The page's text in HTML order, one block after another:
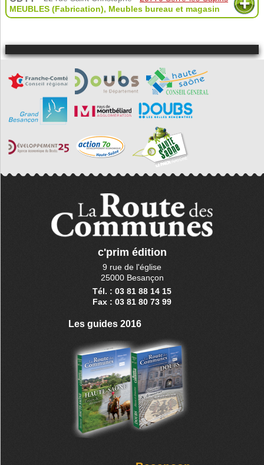
MEUBLES (Fabrication), Meubles bureau et magasin
c'prim édition
9 rue de l'église
25000 Besançon
Tél. : 03 81 88 14 15
Fax : 03 81 80 73 99
Les guides 2016